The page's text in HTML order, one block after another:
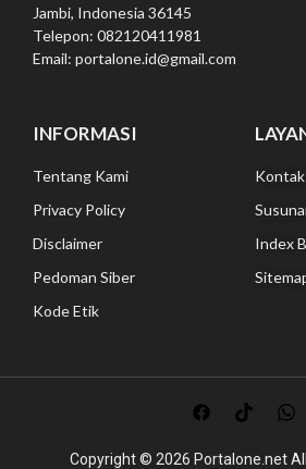
Jambi, Indonesia 36145
Telepon: 082120411981
Email: portalone.id@gmail.com
INFORMASI
Tentang Kami
Privacy Policy
Disclaimer
Pedoman Siber
Kode Etik
Index
Copyright © 2026 Portalone.net All